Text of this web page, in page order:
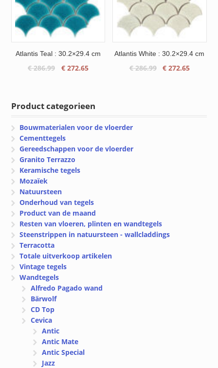
Atlantis Teal : 30.2×29.4 cm
€286.99
Oorspronkelijke
€272.65Huidige
Atlantis White : 30.2×29.4 cm
€286.99
Oorspronkelijke
€ 272.65Huidige
Product categorieen
Bouwmaterialen voor de vloerder
Cementtegels
Gereedschappen voor de vloerder
Granito Terrazzo
Keramische tegels
Mozaïek
Natuursteen
Onderhoud van tegels
Product van de maand
Resten van vloeren, plinten en wandtegels
Steenstrippen in natuursteen - wallcladdings
Terracotta
Totale uitverkoop artikelen
Vintage tegels
Wandtegels
Alfredo Pagado wand
Bärwolf
CD Top
Cevica
Antic
Antic Mate
Antic Special
Jazz